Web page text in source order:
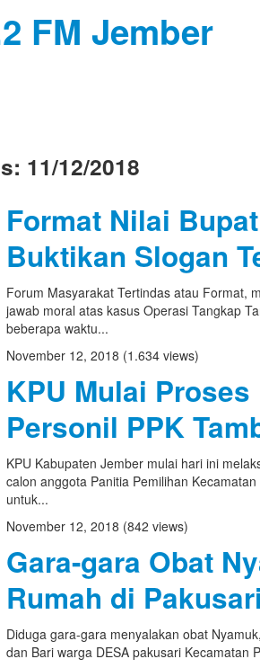
11/12/2018
Format Nilai
Buktikan Slogan
Forum Masyarakat Tertindas atau Format,
jawab moral atas kasus Operasi Tangkap
beberapa waktu...
November 12, 2018 (1.634 views)
KPU Mulai
Personil PPK
KPU Kabupaten Jember mulai hari ini
calon anggota Panitia Pemilihan
untuk...
November 12, 2018 (842 views)
Gara-gara Obat
Rumah di
Diduga gara-gara menyalakan obat
dan Bari warga DESA pakusari Kecamatan